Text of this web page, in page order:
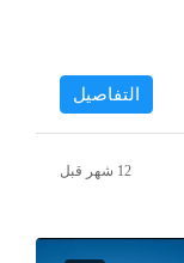
التفاصيل